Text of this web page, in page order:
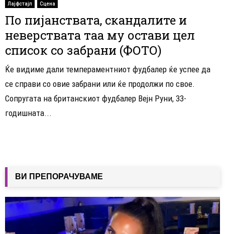
Лајфстајл Сцена
По пијанствата, скандалите и
неверствата таа му остави цел
список со забрани (ФОТО)
Ќе видиме дали темпераментниот фудбалер ќе успее да
се справи со овие забрани или ќе продолжи по свое.
Сопругата на британскиот фудбалер Вејн Руни, 33-
годишната...
ВИ ПРЕПОРАЧУВАМЕ